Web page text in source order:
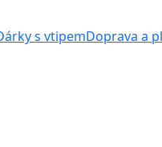
s vtipemDoprava a